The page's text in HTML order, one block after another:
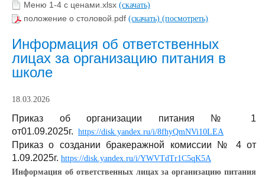
Меню 1-4 с ценами.xlsx (скачать)
положение о столовой.pdf (скачать) (посмотреть)
Информация об ответственных
лицах за организацию питания в
школе
18.03.2026
Приказ об организации питания № 1
от01.09.2025г. https://disk.yandex.ru/i/8fhyQmNVi10LEA
Приказ о создании бракеражной комиссии № 4 от
1.09.2025г. https://disk.yandex.ru/i/YWVTdTr1C5qK5A
Информация об ответственных лицах за организацию питания